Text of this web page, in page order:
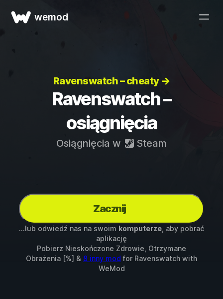
wemod
Ravenswatch – cheaty →
Ravenswatch –
osiągnięcia
Osiągnięcia w Steam
Zacznij
...lub odwiedź nas na swoim komputerze , aby pobrać
aplikację
Pobierz Nieskończone Zdrowie, Otrzymane
Obrażenia [%] & 8 inny mod for Ravenswatch with
WeMod